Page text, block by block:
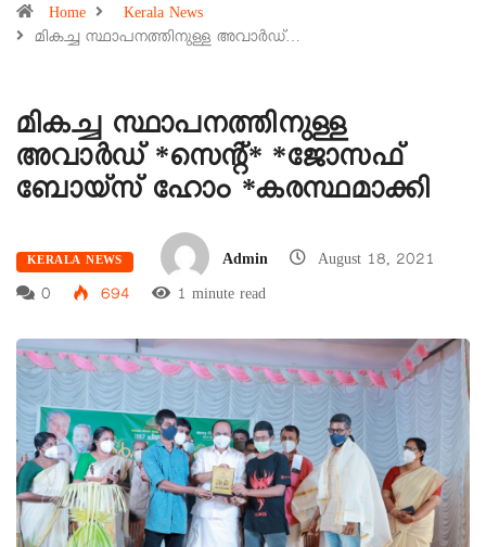
Home
Kerala News
മികച്ച സ്ഥാപനത്തിനുള്ള അവാർഡ്…
മികച്ച സ്ഥാപനത്തിനുള്ള
അവാർഡ് *സെന്റ്* *ജോസഫ്
ബോയ്സ് ഹോം *കരസ്ഥമാക്കി
KERALA NEWS Admin
August 18, 2021
0
694 1 minute read